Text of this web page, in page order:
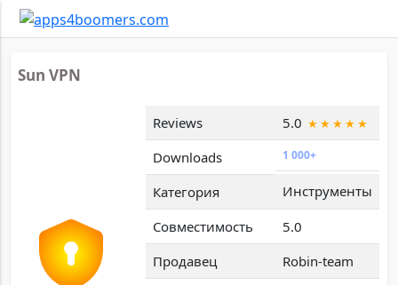
Sun VPN
Reviews
5.0
Downloads
1 000+
Категория
Инструменты
Совместимость
5.0
Продавец
Robin-team